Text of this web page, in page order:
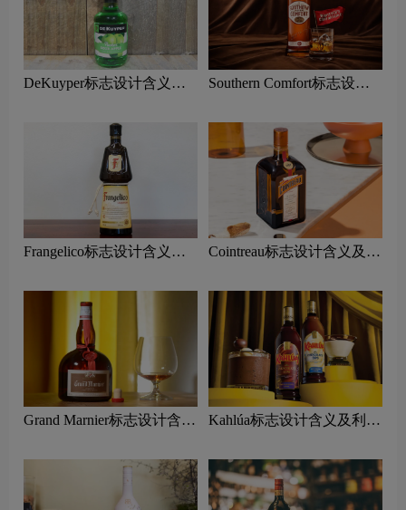
DeKuyper标志设计含义及
Southern Comfort标志设计
Frangelico标志设计含义及
Cointreau标志设计含义及利
Grand Marnier标志设计含义
Kahlúa标志设计含义及利口